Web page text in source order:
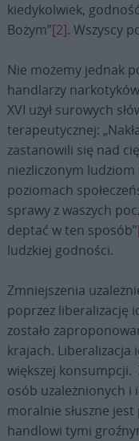
kiedykolwiek,
Bożym”[2]. Wszyscy
Nie możemy jednak
handlarzy
XVI użył surowych
terapeutycznej:
zastanowili się nad
niezliczonym ludziom
poziomach
sprawy z waszych
deptać w ten sposób”
ludzkiej godności.
Zmniejszenia
poprzez liberalizację
zostało
krajach. Liberalizacja
większej
osób uzależnionych i
moralnie słuszne
handlowi tymi